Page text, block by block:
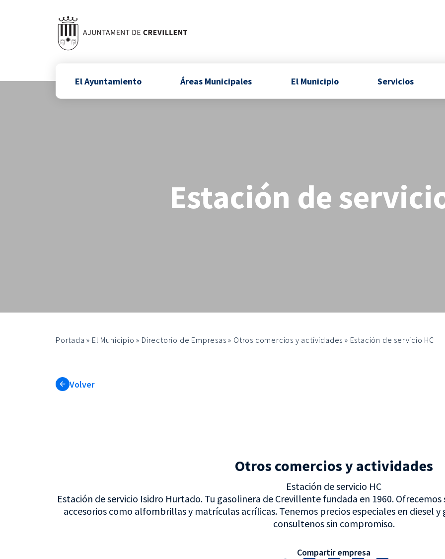
El Ayuntamiento Áreas Municipales El Municipio Servicios
Estación de
Portada » El Municipio » Directorio de Empresas » Otros comercios y actividades » Estación de servicio HC
Volver
Otros comercios y actividades
Estación de servicio HC
Estación de servicio Isidro Hurtado. Tu gasolinera de Crevillente fundada en 1960.
accesorios como alfombrillas y matrículas acrílicas. Tenemos precios especiales en diesel
consultenos sin compromiso.
Compartir empresa